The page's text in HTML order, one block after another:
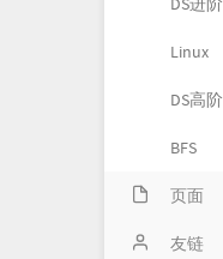
Linux
DS高阶
BFS
页面
时光机
友链